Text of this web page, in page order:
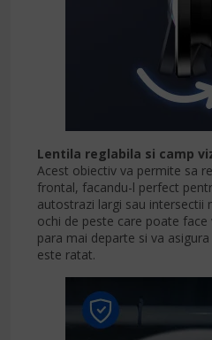
Lentila reglabila si camp
Acest obiectiv va permite sa
frontal, facandu-l perfect
autostrazi largi sau intersectii
ochi de peste care poate face
para mai departe si va
este ratat.